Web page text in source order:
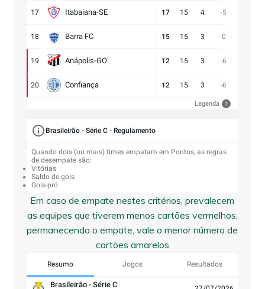
17 Itabaiana-SE 17 15 4 -5
18 Barra FC 15 15 3 0
19 Anápolis-GO 12 15 3 -6
20 Confiança 12 15 3 -6
Legenda ?
Brasileirão - Série C - Regulamento
Quando dois (ou mais) times empatam em Pontos, as regras
de desempate são:
Vitórias
Saldo de gols
Gols-pró
Em caso de empate nestes critérios, prevalecem
as equipes que tiverem menos cartões vermelhos,
permanecendo o empate, vale o menor número de
cartões amarelos
Resumo Jogos Resultados
Brasileirão - Série C